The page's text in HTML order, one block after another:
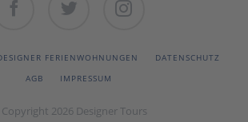
FERIENWOHNUNGEN
DATENSCHUTZ
AGB
IMPRESSUM
2026 Designer Tours